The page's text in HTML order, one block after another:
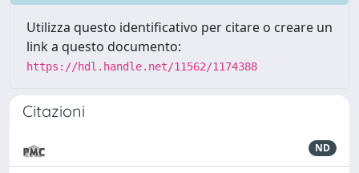
Utilizza questo identificativo per citare o creare un
link a questo documento:
https://hdl.handle.net/11562/1174388
Citazioni
ND